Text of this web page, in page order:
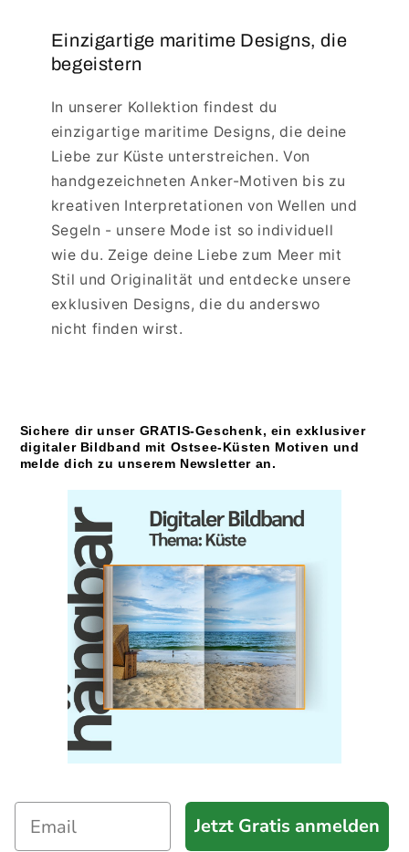
Einzigartige maritime Designs, die
begeistern
In unserer Kollektion findest du
einzigartige maritime Designs, die deine
Liebe zur Küste unterstreichen. Von
handgezeichneten Anker-Motiven bis zu
kreativen Interpretationen von Wellen und
Segeln - unsere Mode ist so individuell
wie du. Zeige deine Liebe zum Meer mit
Stil und Originalität und entdecke unsere
exklusiven Designs, die du anderswo
nicht finden wirst.
Sichere dir unser GRATIS-Geschenk, ein exklusiver
digitaler Bildband mit Ostsee-Küsten Motiven und
melde dich zu unserem Newsletter an.
Jetzt Gratis anmelden